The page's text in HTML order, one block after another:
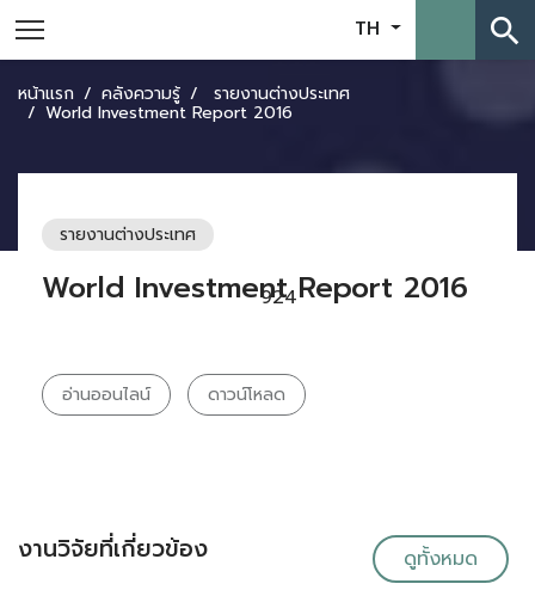
TH search
หน้าแรก คลังความรู้ รายงานต่างประเทศ
World Investment Report 2016
รายงานต่างประเทศ
924
World Investment Report 2016
อ่านออนไลน์ ดาวน์โหลด
งานวิจัยที่เกี่ยวข้อง ดูทั้งหมด